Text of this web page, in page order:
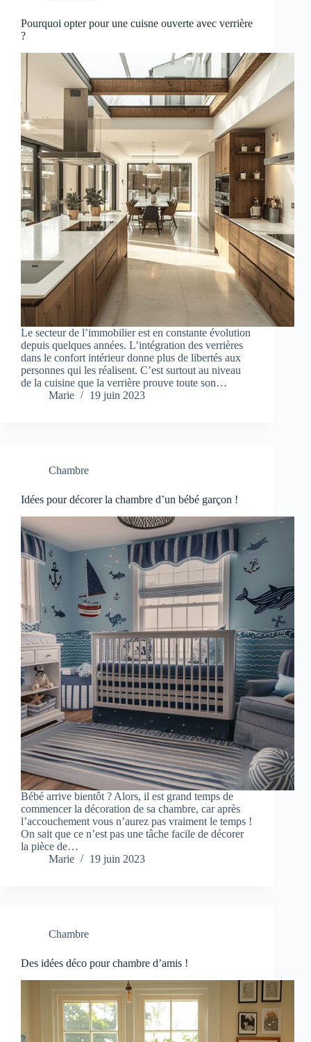
Pourquoi opter pour une cuisne ouverte avec verrière
?
Le secteur de l’immobilier est en constante évolution
depuis quelques années. L’intégration des verrières
dans le confort intérieur donne plus de libertés aux
personnes qui les réalisent. C’est surtout au niveau
de la cuisine que la verrière prouve toute son…
Marie
19 juin 2023
Chambre
Idées pour décorer la chambre d’un bébé garçon !
Bébé arrive bientôt ? Alors, il est grand temps de
commencer la décoration de sa chambre, car après
l’accouchement vous n’aurez pas vraiment le temps !
On sait que ce n’est pas une tâche facile de décorer
la pièce de…
Marie
19 juin 2023
Chambre
Des idées déco pour chambre d’amis !